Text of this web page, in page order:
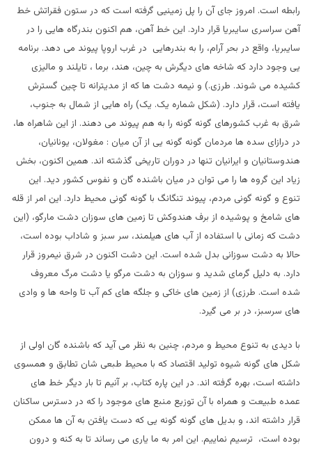
رابطه است. امروز جای آن را پل زمینیی گرفته است که در ستون فقراتش خط
آهن سراسری سایبریا قرار دارد. این خط آهن، هم اکنون بندرگاه هایی را در
سایبریا، واقع در بحر آرام، را به بندرهایی در غرب اروپا پیوند می دهد. برنامه
یی وجود دارد که شاخه های دیگرش به چین، هند، برما ، تایلند و مالیزی
کشیده می شوند. طرزی.) و نیمه دشت ها که از مدیترانه تا چین گسترش
یافته است، قرار دارد. (شکل شماره یک. یک) راه هایی از شمال به جنوب،
شرق به غرب کشورهای گونه گونه را به هم پیوند می دهند. از این شاهراه ها،
در درازای سده ها مردمان گونه گونه یی از آن میان : مغولان، یونانیان،
هندوستانیان و ایرانیان تنها در دوران تاریخی گذشته اند. همین اکنون، بخش
زیاد این گروه ها را می توان در میان باشنده گان و نفوس کشور دید. این
تنوع و گونه گونی مردم، پیوند تنگانگ با گونه گونی محیط دارد. این امر از قله
های شامخ و پوشیده از برف هندوکش تا زمین های سوزان دشت مارگو، (این
دشت که زمانی با استفاده از آب های هیلمند، سر سبز و شاداب بوده است،
حالا به دشت سوزانی بدل شده است. این دشت اکنون در شرق نیمروز قرار
دارد. به دلیل گرمای شدید و سوزان به دشت مرگو یا دشت مرگ معروف
شده است. طرزی) از زمین های خاکی و جلگه های کم آب تا واحه ها و وادی
های سرسبز، در بر می گیرد.
با دیدی به تنوع محیط و مردم، چنین به نظر می آید که باشنده گان اولی از
شکل های گونه شیوه تولید اقتصاد که با محیط طبعی شان تطابق و همسوی
داشته است، بهره گرفته اند. در این پاره کتاب، بر آنیم تا بار دیگر خط های
عمده طبیعت و همراه با آن توزیع منبع های موجود را که در دسترس ساکنان
قرار داشته اند، و بدیل های گونه گونه یی که دست یافتن به آن ها ممکن
بوده است، ترسیم نماییم. این امر به ما یاری می رساند تا به کنه و درون